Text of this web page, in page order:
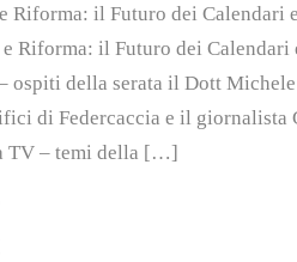
Riforma: il Futuro dei
e Riforma: il Futuro dei Calendari
ospiti della serata il Dott
di Federcaccia e il giornalista
TV – temi della […]